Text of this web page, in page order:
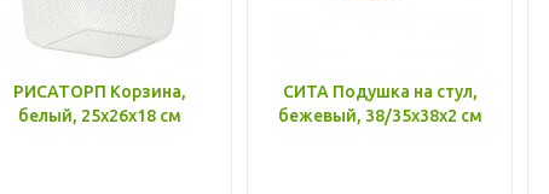
РИСАТОРП Корзина,
белый, 25x26x18 см
СИТА Подушка на стул,
бежевый, 38/35x38x2 см